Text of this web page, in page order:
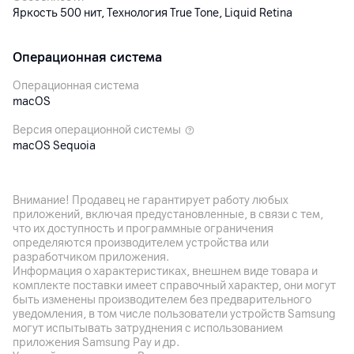
Яркость 500 нит, Технология True Tone, Liquid Retina
Операционная система
Операционная система
macOS
Версия операционной системы
macOS Sequoia
Процессор
Apple M4
Количество ядер
10
Графический ускоритель
10‑ядерный графический процессор
Особенности
Внимание! Продавец не гарантирует работу любых
приложений, включая предустановленные, в связи с тем,
что их доступность и программные ограничения
определяются производителем устройства или
разработчиком приложения.
Информация о характеристиках, внешнем виде товара и
комплекте поставки имеет справочный характер, они могут
быть изменены производителем без предварительного
уведомления, в том числе пользователи устройств Samsung
могут испытывать затруднения с использованием
приложения Samsung Pay и др.